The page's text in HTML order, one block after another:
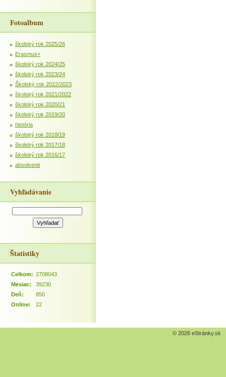
Fotoalbum
školský rok 2025/26
Erasmus+
školský rok 2024/25
školský rok 2023/24
Školský rok 2022/2023
školský rok 2021/2022
školský rok 2020/21
školský rok 2019/20
história
školský rok 2018/19
školský rok 2017/18
školský rok 2016/17
absolventi
Vyhľadávanie
Štatistiky
Online: 22
Celkom: 2708043
Mesiac:
39230
Deň:
850
© 2026 eStránky.sk